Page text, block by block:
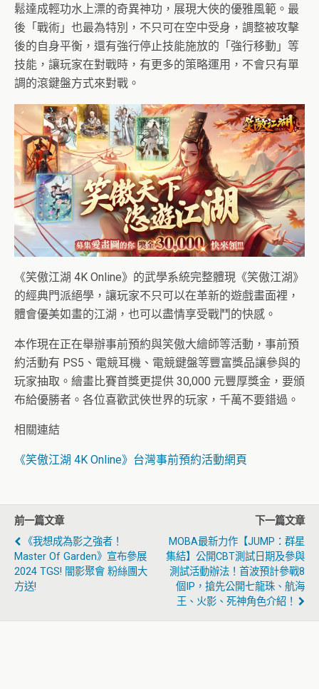
鬆達成輕功水上漂的奇異神功，展現大俠的優雅風範。最
後「戰術」也最為特別，不只可在空中受身，調整被攻擊
後的自身平衡，還有強行停止技能施放的「強行移動」等
技能，讓玩家在對戰時，有更多的策略運用，不會只有單
調的滾鍵盤方式來對戰。
《笑傲江湖 4K Online》的武學系統完整體現《笑傲江湖》
的經典門派絕學，讓玩家不只可以在革新的遊戲畫面裡，
體會優美如畫的江湖，也可以盡情享受戰鬥的快感。
本作現在正在舉辦事前預約與笑傲大繪師等活動，事前預
約活動有 PS5、電競耳機、電競鍵盤等豐富獎品讓參與的
玩家抽取。繪畫比賽首獎更提供 30,000 元豐厚獎金，要頒
布給優勝者。各位喜歡武俠世界的玩家，千萬不要錯過。
相關連結
《笑傲江湖 4K Online》台灣事前預約活動網頁
前一篇文章
《我想成為影之強者！
Master Of Garden》宣布參展
2024 TGS! 闇影聚會 粉絲團大
方送!
下一篇文章
MOBA最新力作【JUMP：群星
集結】公開CBT測試日期及參與
測試活動辦法！首波預計參戰8
個IP，搶先公開七龍珠、航海
王、火影、死神角色介紹！